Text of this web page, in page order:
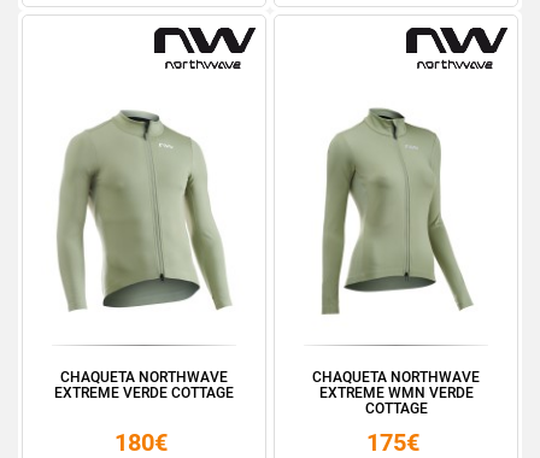
CHAQUETA NORTHWAVE
EXTREME VERDE COTTAGE
180€
CHAQUETA NORTHWAVE
EXTREME WMN VERDE
COTTAGE
175€